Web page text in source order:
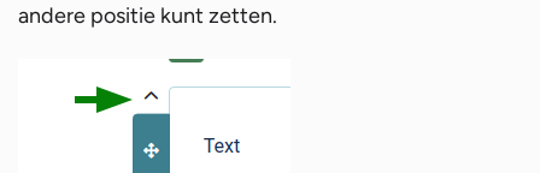
andere positie kunt zetten.